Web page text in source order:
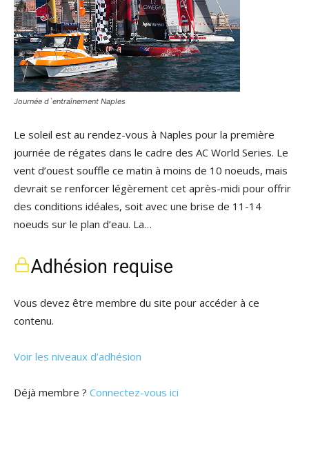
Journée d`entraînement Naples
Le soleil est au rendez-vous à Naples pour la première
journée de régates dans le cadre des AC World Series. Le
vent d’ouest souffle ce matin à moins de 10 noeuds, mais
devrait se renforcer légèrement cet après-midi pour offrir
des conditions idéales, soit avec une brise de 11-14
noeuds sur le plan d’eau. La…
Adhésion requise
Vous devez être membre du site pour accéder à ce
contenu.
Voir les niveaux d’adhésion
Déjà membre ? Connectez-vous ici